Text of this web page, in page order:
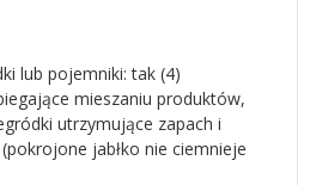
lub pojemniki: tak (4)
mieszaniu produktów,
utrzymujące zapach i
jabłko nie ciemnieje